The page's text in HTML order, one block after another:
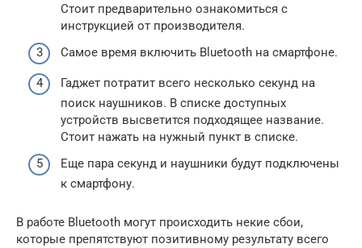
Стоит предварительно ознакомиться с
инструкцией от производителя.
Самое время включить Bluetooth на смартфоне.
Гаджет потратит всего несколько секунд на
поиск наушников. В списке доступных
устройств высветится подходящее название.
Стоит нажать на нужный пункт в списке.
Еще пара секунд и наушники будут подключены
к смартфону.
В работе Bluetooth могут происходить некие сбои,
которые препятствуют позитивному результату всего